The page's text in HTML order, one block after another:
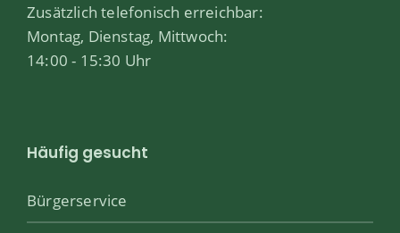
Zusätzlich telefonisch erreichbar:
Montag, Dienstag, Mittwoch:
14:00 - 15:30 Uhr
Häufig gesucht
Bürgerservice